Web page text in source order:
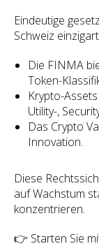
Eindeutige
Schweiz
Die FINMA
Token-
Krypto-
Utility-,
Das Crypto
Innovation.
Diese
auf Wachstum
konzentrieren.
👉 Starten Sie